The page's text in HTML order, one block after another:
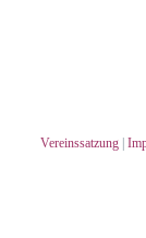
Vereinssatzung |